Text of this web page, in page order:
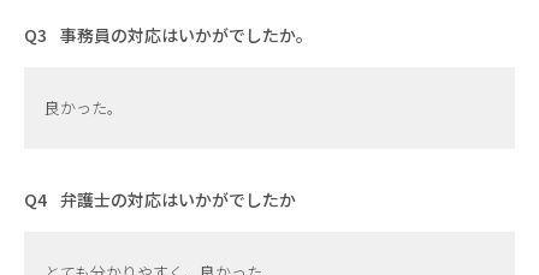
事務員の対応はいかがでしたか。
良かった。
弁護士の対応はいかがでしたか